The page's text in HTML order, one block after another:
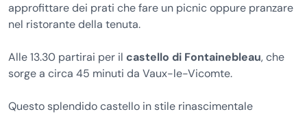
approfittare dei prati che fare un picnic oppure pranzare
nel ristorante della tenuta.
Alle 13.30 partirai per il castello di Fontainebleau, che
sorge a circa 45 minuti da Vaux-le-Vicomte.
Questo splendido castello in stile rinascimentale